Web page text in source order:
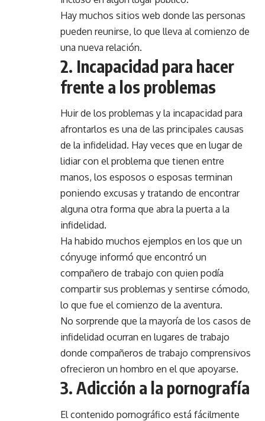
Hay muchos sitios web donde las personas
pueden reunirse, lo que lleva al comienzo de
una nueva relación.
2. Incapacidad para hacer
frente a los problemas
Huir de los problemas y la incapacidad para
afrontarlos es una de las principales causas
de la infidelidad. Hay veces que en lugar de
lidiar con el problema que tienen entre
manos, los esposos o esposas terminan
poniendo excusas y tratando de encontrar
alguna otra forma que abra la puerta a la
infidelidad.
Ha habido muchos ejemplos en los que un
cónyuge informó que encontró un
compañero de trabajo con quien podía
compartir sus problemas y sentirse cómodo,
lo que fue el comienzo de la aventura.
No sorprende que la mayoría de los casos de
infidelidad ocurran en lugares de trabajo
donde compañeros de trabajo comprensivos
ofrecieron un hombro en el que apoyarse.
3. Adicción a la pornografía
El contenido pornográfico está fácilmente